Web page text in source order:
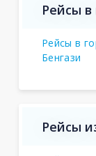
Рейсы
Рейсы в
Бенгази
Рейсы